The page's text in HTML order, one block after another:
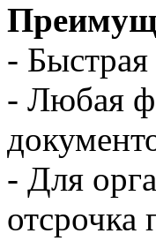
-
- Любая
- Для
отсрочка